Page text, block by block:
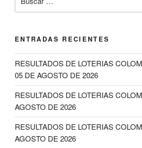
por:
ENTRADAS RECIENTES
RESULTADOS DE LOTERIAS
05 DE AGOSTO DE 2026
RESULTADOS DE LOTERIAS
AGOSTO DE 2026
RESULTADOS DE LOTERIAS
AGOSTO DE 2026